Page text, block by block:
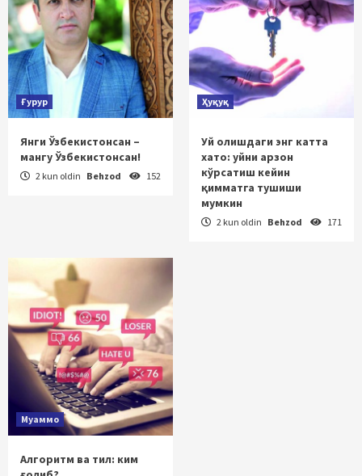
Ғурур
Янги Ўзбекистонсан –
мангу Ўзбекистонсан!
2 kun oldin Behzod 152
Ҳуқуқ
Уй олишдаги энг катта
хато: уйни арзон
кўрсатиш кейин
қимматга тушиши
мумкин
2 kun oldin Behzod 171
Муаммо
Алгоритм ва тил: ким